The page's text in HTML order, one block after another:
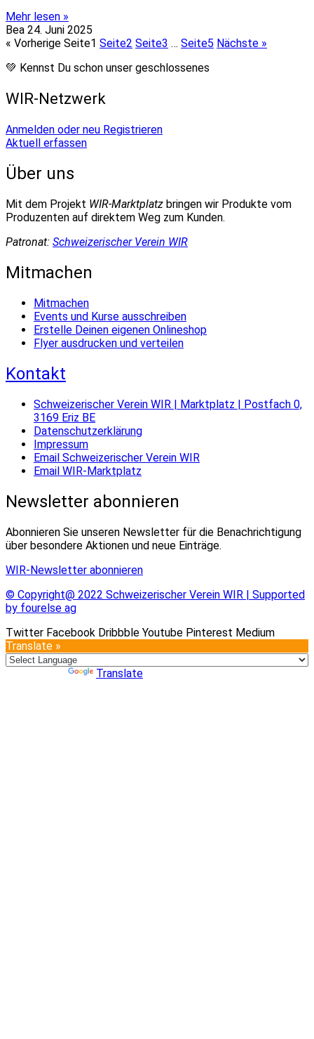
Mehr lesen »
Bea 24. Juni 2025
« Vorherige Seite1 Seite2 Seite3 … Seite5 Nächste »
💚 Kennst Du schon unser geschlossenes
WIR-Netzwerk
Anmelden oder neu Registrieren
Aktuell erfassen
Über uns
Mit dem Projekt WIR-Marktplatz bringen wir Produkte vom
Produzenten auf direktem Weg zum Kunden.
Patronat: Schweizerischer Verein WIR
Mitmachen
Mitmachen
Events und Kurse ausschreiben
Erstelle Deinen eigenen Onlineshop
Flyer ausdrucken und verteilen
Kontakt
Schweizerischer Verein WIR | Marktplatz | Postfach 0,
3169 Eriz BE
Datenschutzerklärung
Impressum
Email Schweizerischer Verein WIR
Email WIR-Marktplatz
Newsletter abonnieren
Abonnieren Sie unseren Newsletter für die Benachrichtigung
über besondere Aktionen und neue Einträge.
WIR-Newsletter abonnieren
© Copyright@ 2022 Schweizerischer Verein WIR | Supported
by fourelse ag
Twitter Facebook Dribbble Youtube Pinterest Medium
Translate »
Translate